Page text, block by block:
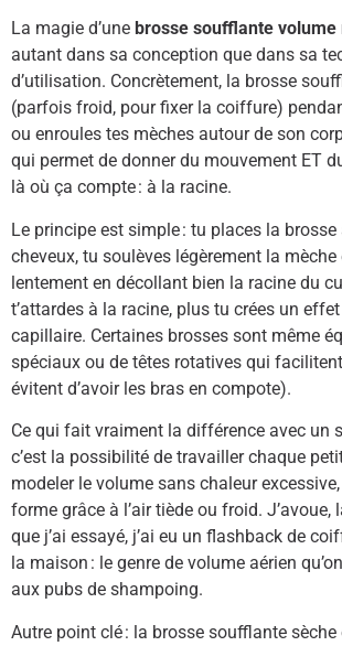
La magie d’une brosse soufflante volume
autant dans sa conception que dans sa
d’utilisation. Concrètement, la brosse
(parfois froid, pour fixer la coiffure)
ou enroules tes mèches autour de son
qui permet de donner du mouvement ET
là où ça compte : à la racine.
Le principe est simple : tu places la
cheveux, tu soulèves légèrement la
lentement en décollant bien la racine du
t’attardes à la racine, plus tu crées un effet
capillaire. Certaines brosses sont même
spéciaux ou de têtes rotatives qui
évitent d’avoir les bras en compote).
Ce qui fait vraiment la différence avec un
c’est la possibilité de travailler chaque
modeler le volume sans chaleur
forme grâce à l’air tiède ou froid. J’avoue,
que j’ai essayé, j’ai eu un flashback de
la maison : le genre de volume aérien
aux pubs de shampoing.
Autre point clé : la brosse soufflante